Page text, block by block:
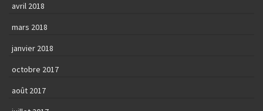
avril 2018
mars 2018
janvier 2018
octobre 2017
août 2017